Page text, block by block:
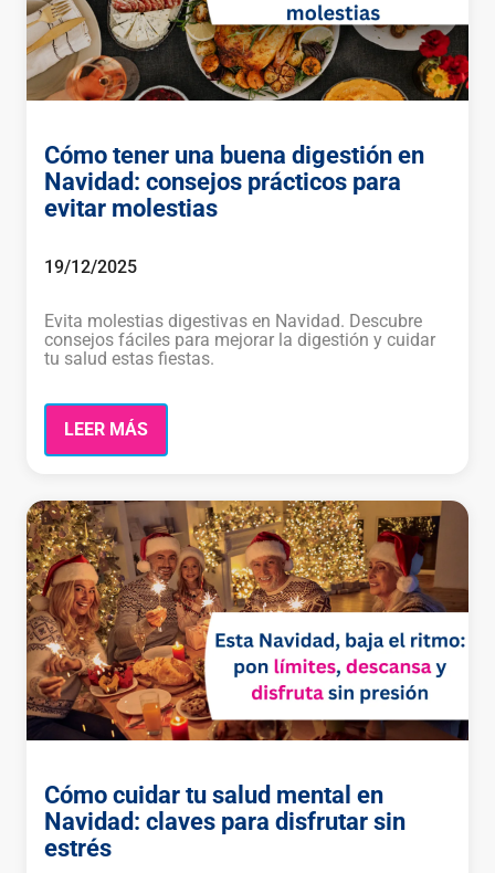
Cómo tener una buena digestión en
Navidad: consejos prácticos para
evitar molestias
19/12/2025
Evita molestias digestivas en Navidad. Descubre
consejos fáciles para mejorar la digestión y cuidar
tu salud estas fiestas.
LEER MÁS
Cómo cuidar tu salud mental en
Navidad: claves para disfrutar sin
estrés